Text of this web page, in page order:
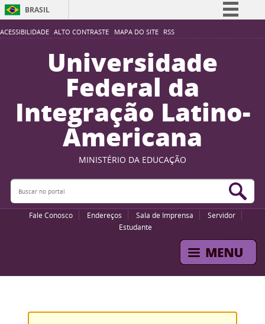
ACESSIBILIDADE ALTO CONTRASTE MAPA DO SITE RSS
BRASIL
Simplifique!
Participe
Acesso à informação
Legislação
Canais
Universidade
Federal da
Integração Latino-
Americana
MINISTÉRIO DA EDUCAÇÃO
Buscar no portal
Fale Conosco Endereços Sala de Imprensa
Servidor
Estudante